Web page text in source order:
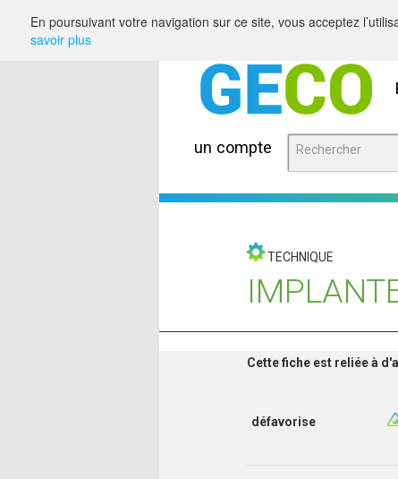
un compte
TECHNIQUE
Cette fiche est reliée à
défavorise
En poursuivant votre navigation sur ce site, vous acceptez
savoir plus